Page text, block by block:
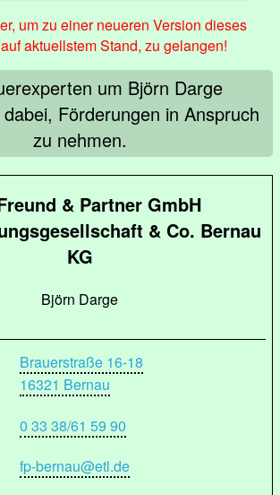
um zu einer neueren Version dieses
aktuellstem Stand, zu gelangen!
um Björn Darge
Förderungen in Anspruch
zu nehmen.
& Partner GmbH
& Co. Bernau
KG
Björn Darge
Brauerstraße 16-18
16321 Bernau
0 33 38/61 59 90
fp-bernau@etl.de